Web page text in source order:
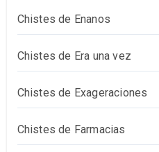
Chistes de Enanos
Chistes de Era una vez
Chistes de Exageraciones
Chistes de Farmacias